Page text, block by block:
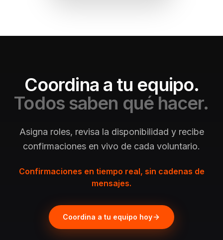
Coordina a tu equipo.
Todos saben qué hacer.
Asigna roles, revisa la disponibilidad y recibe
confirmaciones en vivo de cada voluntario.
Confirmaciones en tiempo real, sin cadenas de
mensajes.
Coordina a tu equipo hoy